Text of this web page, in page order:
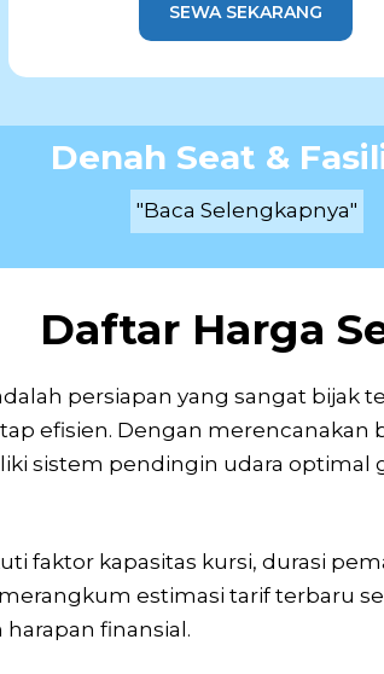
SEWA SEKARANG
Denah Seat &
"Baca Selengkapnya"
Daftar Harga
persiapan yang sangat
efisien. Dengan
sistem pendingin udara optimal
faktor kapasitas kursi, durasi
estimasi tarif terbaru
finansial.